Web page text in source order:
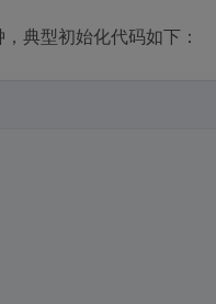
典型初始化代码如下：